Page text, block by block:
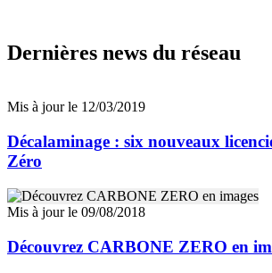
Dernières news du réseau
Mis à jour le 12/03/2019
Décalaminage : six nouveaux
Zéro
Mis à jour le 09/08/2018
Découvrez CARBONE ZERO en